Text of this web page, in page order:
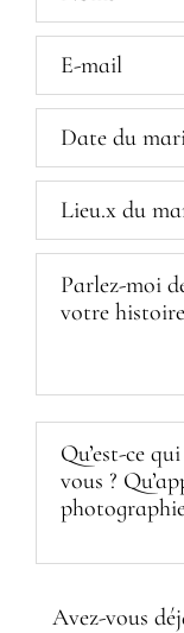
Avez-vous